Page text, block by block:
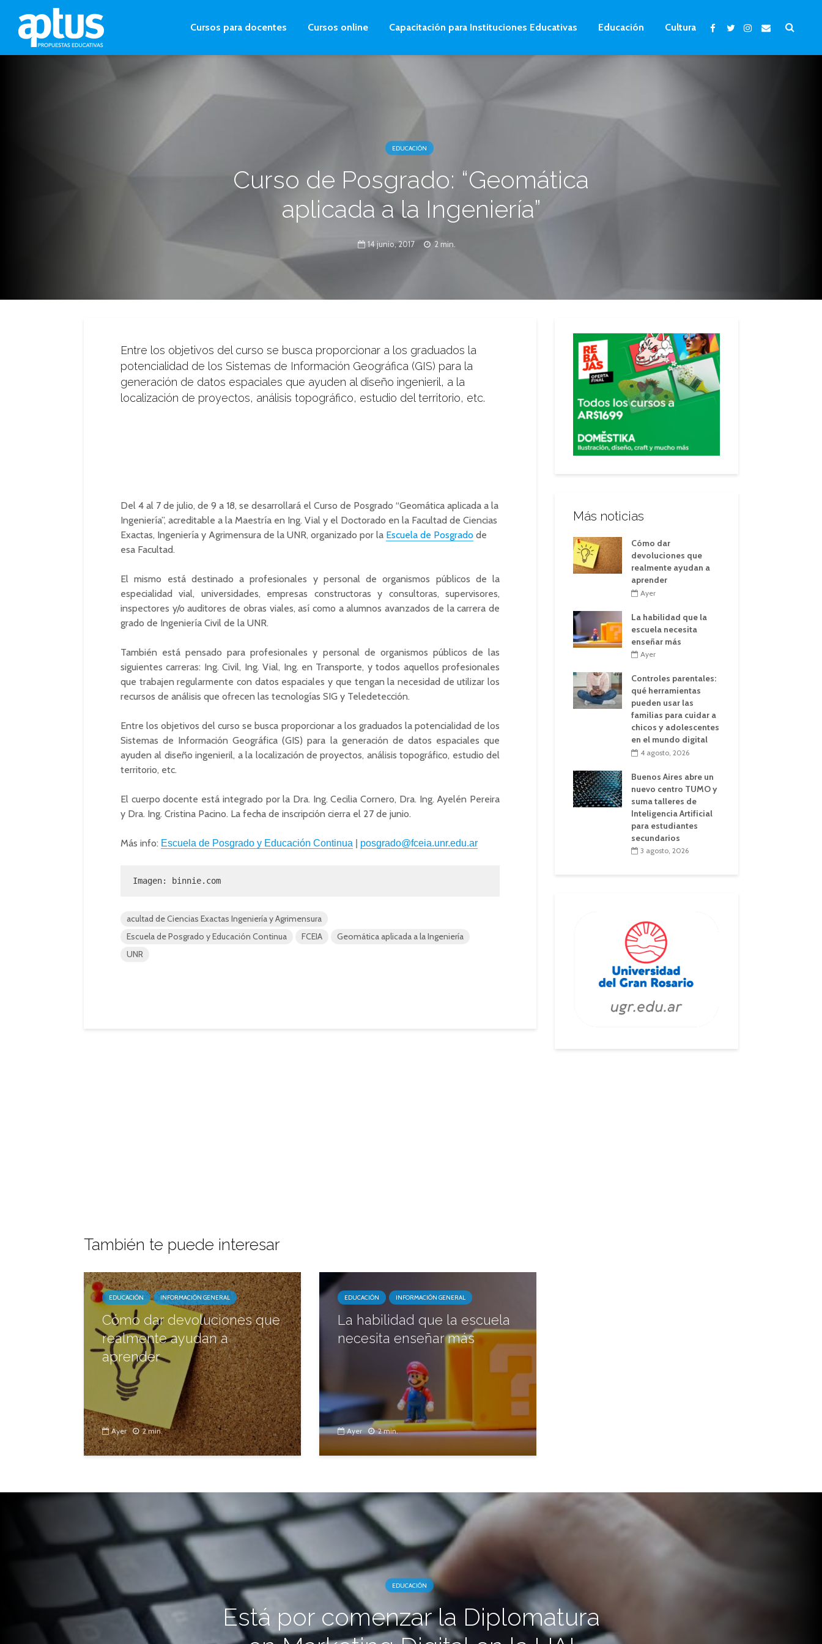
Cursos para docentes Cursos online Capacitación para Instituciones Educativas Educación Cultura
EDUCACIÓN
Curso de Posgrado: “Geomática
aplicada a la Ingeniería”
14 junio, 2017 2 min.
Entre los objetivos del curso se busca proporcionar a los graduados la
potencialidad de los Sistemas de Información Geográfica (GIS) para la
generación de datos espaciales que ayuden al diseño ingenieril, a la
localización de proyectos, análisis topográfico, estudio del territorio, etc.
Del 4 al 7 de julio, de 9 a 18, se desarrollará el Curso de Posgrado “Geomática aplicada a la
Ingeniería”, acreditable a la Maestría en Ing. Vial y el Doctorado en la Facultad de Ciencias
Exactas, Ingeniería y Agrimensura de la UNR, organizado por la Escuela de Posgrado de
esa Facultad.
El mismo está destinado a profesionales y personal de organismos públicos de la
especialidad vial, universidades, empresas constructoras y consultoras, supervisores,
inspectores y/o auditores de obras viales, así como a alumnos avanzados de la carrera de
grado de Ingeniería Civil de la UNR.
También está pensado para profesionales y personal de organismos públicos de las
siguientes carreras: Ing. Civil, Ing. Vial, Ing. en Transporte, y todos aquellos profesionales
que trabajen regularmente con datos espaciales y que tengan la necesidad de utilizar los
recursos de análisis que ofrecen las tecnologías SIG y Teledetección.
Entre los objetivos del curso se busca proporcionar a los graduados la potencialidad de los
Sistemas de Información Geográfica (GIS) para la generación de datos espaciales que
ayuden al diseño ingenieril, a la localización de proyectos, análisis topográfico, estudio del
territorio, etc.
El cuerpo docente está integrado por la Dra. Ing.Cecilia Cornero, Dra. Ing. Ayelén Pereira
y Dra. Ing. Cristina Pacino. La fecha de inscripción cierra el 27 de junio.
Más info: Escuela de Posgrado y Educación Continua posgrado@fceia.unr.edu.ar
Imagen: binnie.com
acultad de Ciencias Exactas Ingeniería y Agrimensura
Escuela de Posgrado y Educación Continua
FCEIA
Geomática aplicada a la Ingeniería
UNR
También te puede interesar
EDUCACIÓN INFORMACIÓN GENERAL
Cómo dar devoluciones que
realmente ayudan a
aprender
Ayer 2 min.
EDUCACIÓN INFORMACIÓN GENERAL
La habilidad que la escuela
necesita enseñar más
Ayer 2 min.
Más noticias
Cómo dar
devoluciones que
realmente ayudan a
aprender
Ayer
La habilidad que la
escuela necesita
enseñar más
Ayer
Controles parentales:
qué herramientas
pueden usar las
familias para cuidar a
chicos y adolescentes
en el mundo digital
4 agosto, 2026
Buenos Aires abre un
nuevo centro TUMO y
suma talleres de
Inteligencia Artificial
para estudiantes
secundarios
3 agosto, 2026
EDUCACIÓN
Está por comenzar la Diplomatura